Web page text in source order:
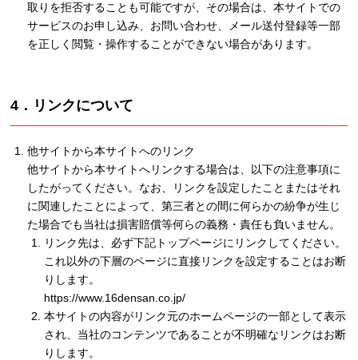
取りを拒否することも可能ですが、その場合は、本サイトでの
サービスのお申し込み、お問い合わせ、メール送付登録等一部
を正しく閲覧・操作することができない場合があります。
4．リンクについて
他サイトから本サイトへのリンク
他サイトから本サイトへリンクする場合は、以下の注意事項に
したがってください。なお、リンクを設定したことまたはそれ
に関連したことによって、第三者との間に何らかの紛争が生じ
た場合でも当社は損害賠償等何らの義務・責任も負いません。
リンク先は、必ず下記トップページにリンクしてください。
これ以外の下層のページに直接リンクを設定することはお断
りします。
https://www.16densan.co.jp/
本サイトの内容がリンク元のホームページの一部として表示
され、当社のコンテンツであることが不明確なリンクはお断
りします。